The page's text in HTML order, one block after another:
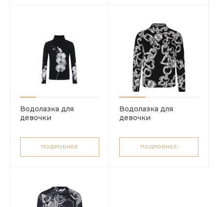
Водолазка для
девочки
ПОДРОБНЕЕ
Водолазка для
девочки
ПОДРОБНЕЕ